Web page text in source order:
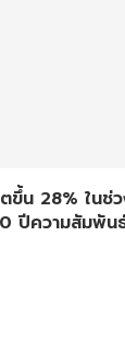
ขึ้น 28% ใน
ปีความสัมพัน